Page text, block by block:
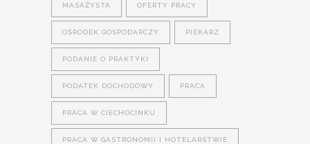
MASAŻYSTA OFERTY PRACY
OŚRODEK GOSPODARCZY PIEKARZ
PODANIE O PRAKTYKI
PODATEK DOCHODOWY PRACA
PRACA W CIECHOCINKU
PRACA W GASTRONOMII I HOTELARSTWIE